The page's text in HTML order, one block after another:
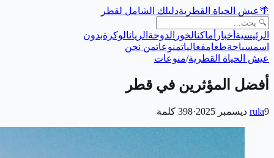
🌴عيش الحياة القطريةدليلك الشامل لقطر
الرئيسية أخبار أماكنالخور الدوحة الريانالوكرةبدون
اسمسياحةطعامفعالياتمنوعاتمن نحن
عيش الحياة القطرية/منوعات
أفضل المؤثرين في قطر
rula9 ديسمبر 2025 ·
398 كلمة